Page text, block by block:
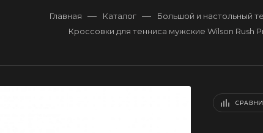
Главная — Каталог — Большой и настольный
Кроссовки для тенниса мужские Wilson Rush